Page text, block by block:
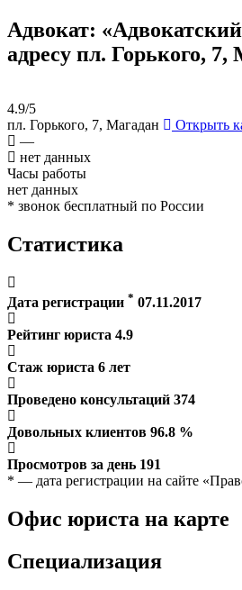
Адвокат:
адресу пл. Горького, 7,
4.9/5
пл. Горького, 7, Магадан
Открыть
—
нет данных
Часы работы
нет данных
* звонок бесплатный по России
Статистика
Дата регистрации * 07.11.2017
Рейтинг юриста 4.9
Стаж юриста 6 лет
Проведено консультаций 374
Довольных клиентов 96.8 %
Просмотров за день 191
* — дата регистрации на сайте
Офис юриста на карте
Специализация